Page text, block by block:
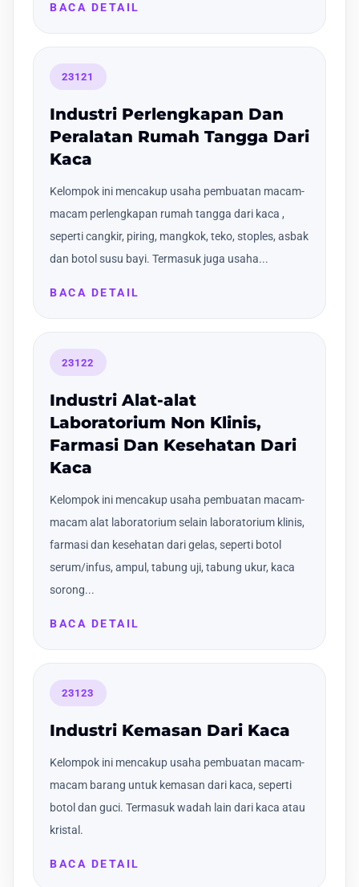
BACA DETAIL
23121
Industri Perlengkapan Dan
Peralatan Rumah Tangga Dari
Kaca
Kelompok ini mencakup usaha pembuatan macam-
macam perlengkapan rumah tangga dari kaca ,
seperti cangkir, piring, mangkok, teko, stoples, asbak
dan botol susu bayi. Termasuk juga usaha...
BACA DETAIL
23122
Industri Alat-alat
Laboratorium Non Klinis,
Farmasi Dan Kesehatan Dari
Kaca
Kelompok ini mencakup usaha pembuatan macam-
macam alat laboratorium selain laboratorium klinis,
farmasi dan kesehatan dari gelas, seperti botol
serum/infus, ampul, tabung uji, tabung ukur, kaca
sorong...
BACA DETAIL
23123
Industri Kemasan Dari Kaca
Kelompok ini mencakup usaha pembuatan macam-
macam barang untuk kemasan dari kaca, seperti
botol dan guci. Termasuk wadah lain dari kaca atau
kristal.
BACA DETAIL